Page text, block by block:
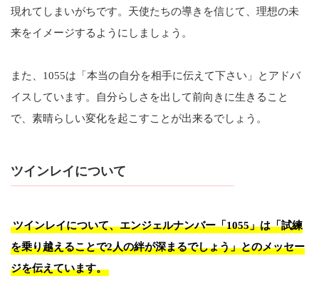
現れてしまいがちです。天使たちの導きを信じて、理想の未
来をイメージするようにしましょう。
また、1055は「本当の自分を相手に伝えて下さい」とアドバ
イスしています。自分らしさを出して前向きに生きること
で、素晴らしい変化を起こすことが出来るでしょう。
ツインレイについて
ツインレイについて、エンジェルナンバー「1055」は「試練
を乗り越えることで2人の絆が深まるでしょう」とのメッセー
ジを伝えています。